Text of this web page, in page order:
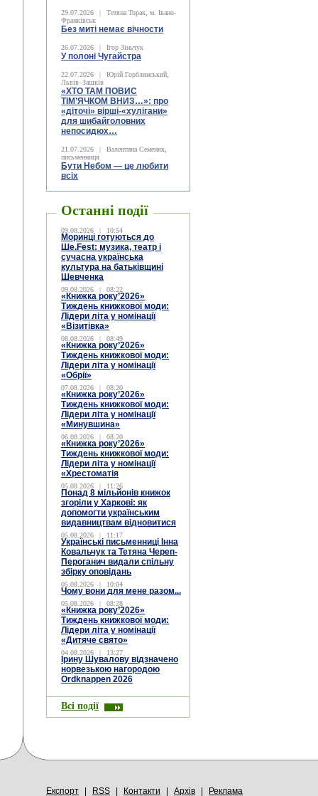
29.07.2026 |
Тетяна Торак, м. Івано-
Франківськ
Без миті немає вічности
26.07.2026 | Ігор Зіньчук
У полоні Чугайстра
22.07.2026 |
Юрій Горблянський,
Львів–Зашків
«ХТО ТАМ ПОВИС
ТІМ’ЯЧКОМ ВНИЗ…»: про
«діточі» вірші-«хулігани»
для шибайголовних
непосидюх…
21.07.2026 |
Валентина Семеняк,
письменниця
Бути Небом ― це любити
всіх
Останні події
09.08.2026 | 10:54
Моринці готуються до
Ше.Fest: музика, театр і
сучасна українська
культура на батьківщині
Шевченка
09.08.2026 | 08:22
«Книжка року’2026»
Тиждень книжкової моди:
Лідери літа у номінації
«Візитівка»
08.08.2026 | 08:49
«Книжка року’2026»
Тиждень книжкової моди:
Лідери літа у номінації
«Обрії»
07.08.2026 | 08:20
«Книжка року’2026»
Тиждень книжкової моди:
Лідери літа у номінації
«Минувшина»
06.08.2026 | 08:20
«Книжка року’2026»
Тиждень книжкової моди:
Лідери літа у номінації
«Хрестоматія
05.08.2026 | 11:26
Понад 8 мільйонів книжок
згоріли у Харкові: як
допомогти українським
видавництвам відновитися
05.08.2026 | 11:17
Українські письменниці Інна
Ковальчук та Тетяна Череп-
Пероганич видали спільну
збірку оповідань
05.08.2026 | 10:04
Чому вони для мене разом...
05.08.2026 | 08:28
«Книжка року’2026»
Тиждень книжкової моди:
Лідери літа у номінації
«Дитяче свято»
04.08.2026 | 13:27
Ірину Шувалову відзначено
норвезькою нагородою
Ordknappen 2026
Всі події
Експорт RSS Контакти Архів Реклама